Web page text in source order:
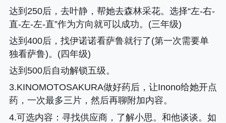
达到250后，去叶静，帮她去森林采花。选择“左-右-
直-左-左-直”作为方向就可以成功。(三年级)
达到400后，找伊诺诺看萨鲁就行了(第一次需要单
独看萨鲁)。(四年级)
达到500后自动解锁五级。
3.KINOMOTOSAKURA做好药后，让Inono给她开点
药，一次最多三片，然后再聊附加内容。
4.可选内容 ：寻找供应商，了解小思。和他谈谈。如